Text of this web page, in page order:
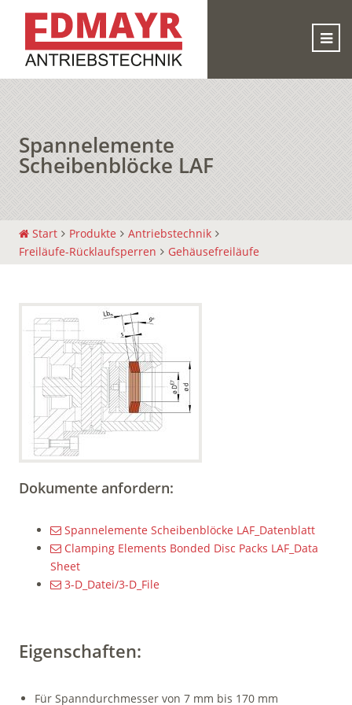
Spannelemente
Scheibenblöcke LAF
Start Produkte
Antriebstechnik
Freiläufe-Rücklaufsperren
Gehäusefreiläufe
Dokumente anfordern:
Spannelemente Scheibenblöcke LAF_Datenblatt
Clamping Elements Bonded Disc Packs LAF_Data
Sheet
3-D_Datei/3-D_File
Eigenschaften:
Für Spanndurchmesser von 7 mm bis 170 mm